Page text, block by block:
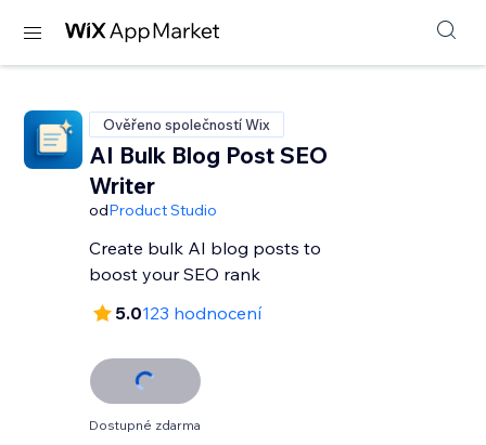
Ověřeno společností Wix
AI Bulk Blog Post SEO
Writer
odProduct Studio
Create bulk AI blog posts to
boost your SEO rank
5.0123 hodnocení
Dostupné zdarma